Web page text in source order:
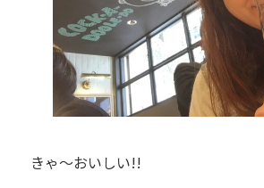
きゃ～おいしい!!